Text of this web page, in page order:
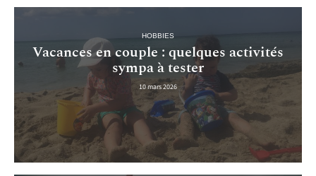
HOBBIES
Vacances en couple : quelques activités
sympa à tester
10 mars 2026